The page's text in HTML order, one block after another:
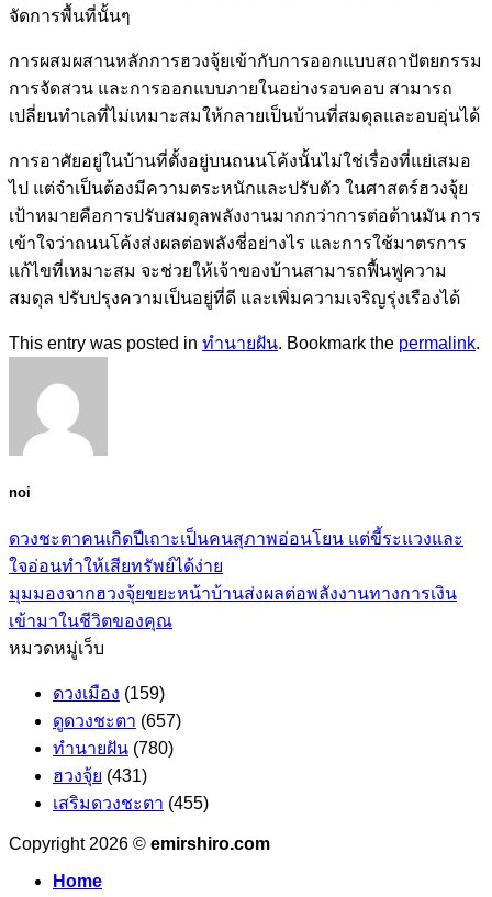
จัดการพื้นที่นั้นๆ
การผสมผสานหลักการฮวงจุ้ยเข้ากับการออกแบบสถาปัตยกรรม
การจัดสวน และการออกแบบภายในอย่างรอบคอบ สามารถ
เปลี่ยนทำเลที่ไม่เหมาะสมให้กลายเป็นบ้านที่สมดุลและอบอุ่นได้
การอาศัยอยู่ในบ้านที่ตั้งอยู่บนถนนโค้งนั้นไม่ใช่เรื่องที่แย่เสมอ
ไป แต่จำเป็นต้องมีความตระหนักและปรับตัว ในศาสตร์ฮวงจุ้ย
เป้าหมายคือการปรับสมดุลพลังงานมากกว่าการต่อต้านมัน การ
เข้าใจว่าถนนโค้งส่งผลต่อพลังชี่อย่างไร และการใช้มาตรการ
แก้ไขที่เหมาะสม จะช่วยให้เจ้าของบ้านสามารถฟื้นฟูความ
สมดุล ปรับปรุงความเป็นอยู่ที่ดี และเพิ่มความเจริญรุ่งเรืองได้
This entry was posted in ทำนายฝัน. Bookmark the permalink.
noi
ดวงชะตาคนเกิดปีเถาะเป็นคนสุภาพอ่อนโยน แต่ขี้ระแวงและ
ใจอ่อนทำให้เสียทรัพย์ได้ง่าย
มุมมองจากฮวงจุ้ยขยะหน้าบ้านส่งผลต่อพลังงานทางการเงิน
เข้ามาในชีวิตของคุณ
หมวดหมู่เว็บ
ดวงเมือง (159)
ดูดวงชะตา (657)
ทำนายฝัน (780)
ฮวงจุ้ย (431)
เสริมดวงชะตา (455)
Copyright 2026 © emirshiro.com
Home